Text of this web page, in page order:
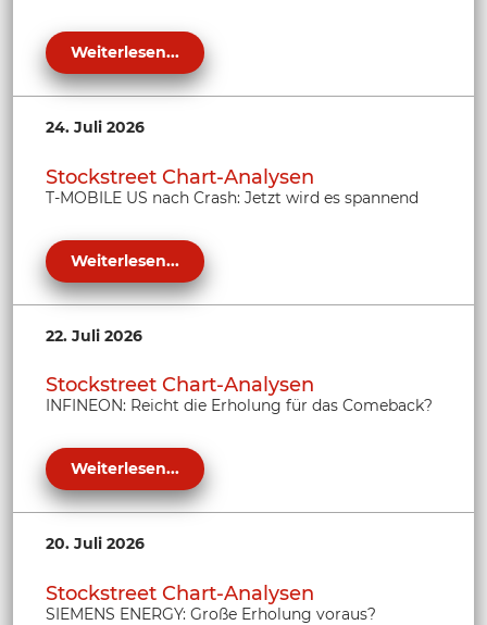
Weiterlesen...
24. Juli 2026
Stockstreet Chart-Analysen
T-MOBILE US nach Crash: Jetzt wird es spannend
Weiterlesen...
22. Juli 2026
Stockstreet Chart-Analysen
INFINEON: Reicht die Erholung für das Comeback?
Weiterlesen...
20. Juli 2026
Stockstreet Chart-Analysen
SIEMENS ENERGY: Große Erholung voraus?